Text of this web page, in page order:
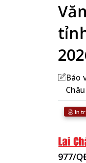
Báo
Châu
In
977/